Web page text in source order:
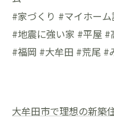
#家づくり #マイホー
#地震に強い家 #平屋
#福岡 #大牟田 #荒尾 #
大牟田市で理想の新築